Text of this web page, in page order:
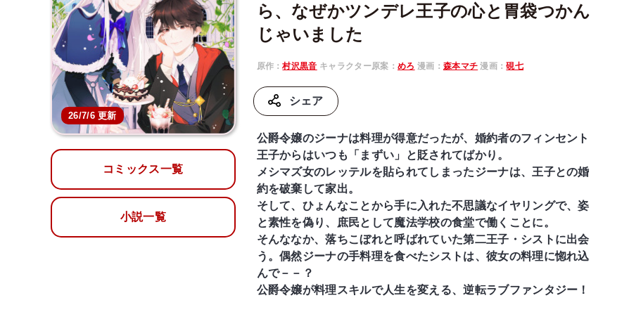
26/7/6 更新
コミックス一覧
小説一覧
ら、なぜかツンデレ王子の心と胃袋つかん
じゃいました
原作：村沢黒音 キャラクター原案： めろ 漫画： 森本マチ 漫画：硯七
シェア
公爵令嬢のジーナは料理が得意だったが、婚約者のフィンセント
王子からはいつも「まずい」と貶されてばかり。
メシマズ女のレッテルを貼られてしまったジーナは、王子との婚
約を破棄して家出。
そして、ひょんなことから手に入れた不思議なイヤリングで、姿
と素性を偽り、庶民として魔法学校の食堂で働くことに。
そんななか、落ちこぼれと呼ばれていた第二王子・シストに出会
う。偶然ジーナの手料理を食べたシストは、彼女の料理に惚れ込
んで－－？
公爵令嬢が料理スキルで人生を変える、逆転ラブファンタジー！